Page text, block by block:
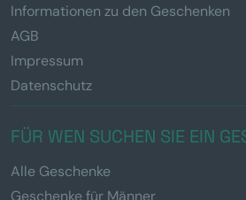
Informationen zu den Geschenken
AGB
Impressum
Datenschutz
FÜR WEN SUCHEN SIE EIN
Alle Geschenke
Geschenke für Männer